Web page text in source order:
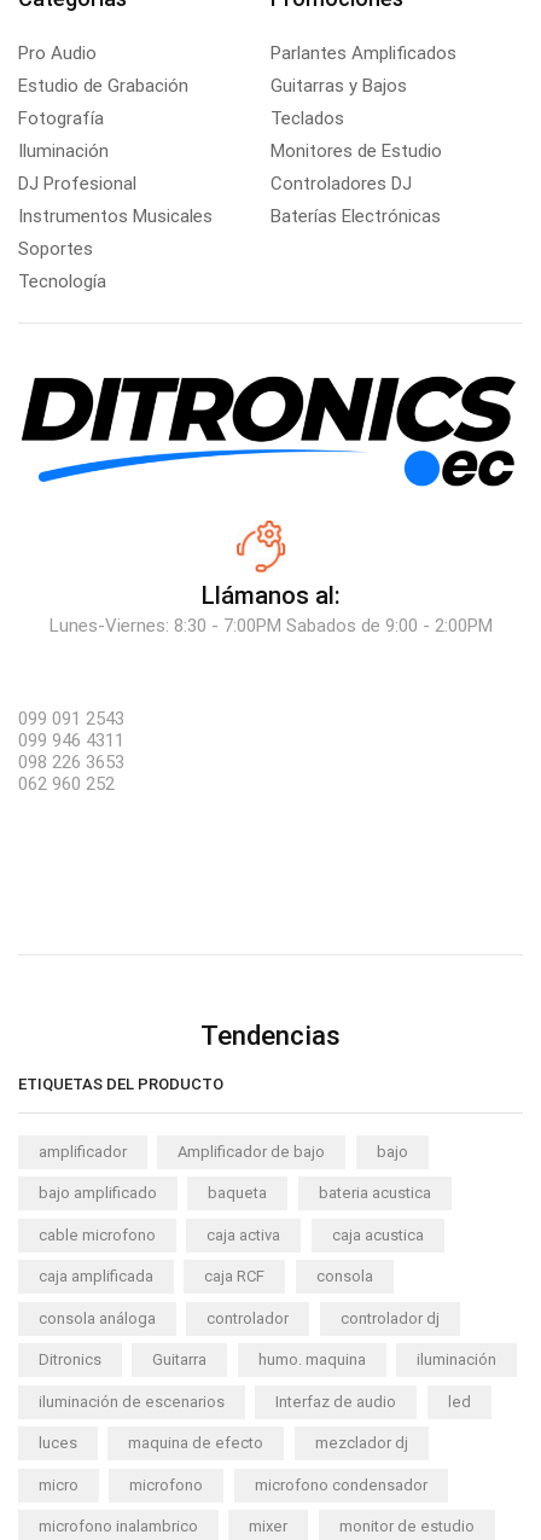
Pro Audio
Estudio de Grabación
Fotografía
Iluminación
DJ Profesional
Instrumentos Musicales
Soportes
Tecnología
Parlantes Amplificados
Guitarras y Bajos
Teclados
Monitores de Estudio
Controladores DJ
Baterías Electrónicas
Llámanos al:
Lunes-Viernes: 8:30 - 7:00PM Sabados de 9:00 - 2:00PM
099 091 2543
099 946 4311
098 226 3653
062 960 252
Tendencias
ETIQUETAS DEL PRODUCTO
amplificador Amplificador de bajo bajo
bajo amplificado baqueta bateria acustica
cable microfono caja activa caja acustica
caja amplificada caja RCF consola
consola análoga controlador controlador dj
Ditronics Guitarra humo. maquina iluminación
iluminación de escenarios Interfaz de audio led
luces maquina de efecto mezclador dj
micro microfono microfono condensador
microfono inalambrico mixer monitor de estudio